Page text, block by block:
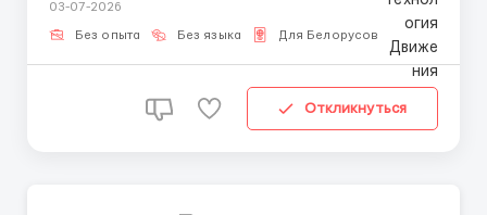
руб/км. Работаем на проектах: ОZОN, Леруа
Мерлен, 5Роst, Яндекс, DРD, Деловые линии,
03-07-2026
Без опыта Без языка Для Белорусов
Откликнуться